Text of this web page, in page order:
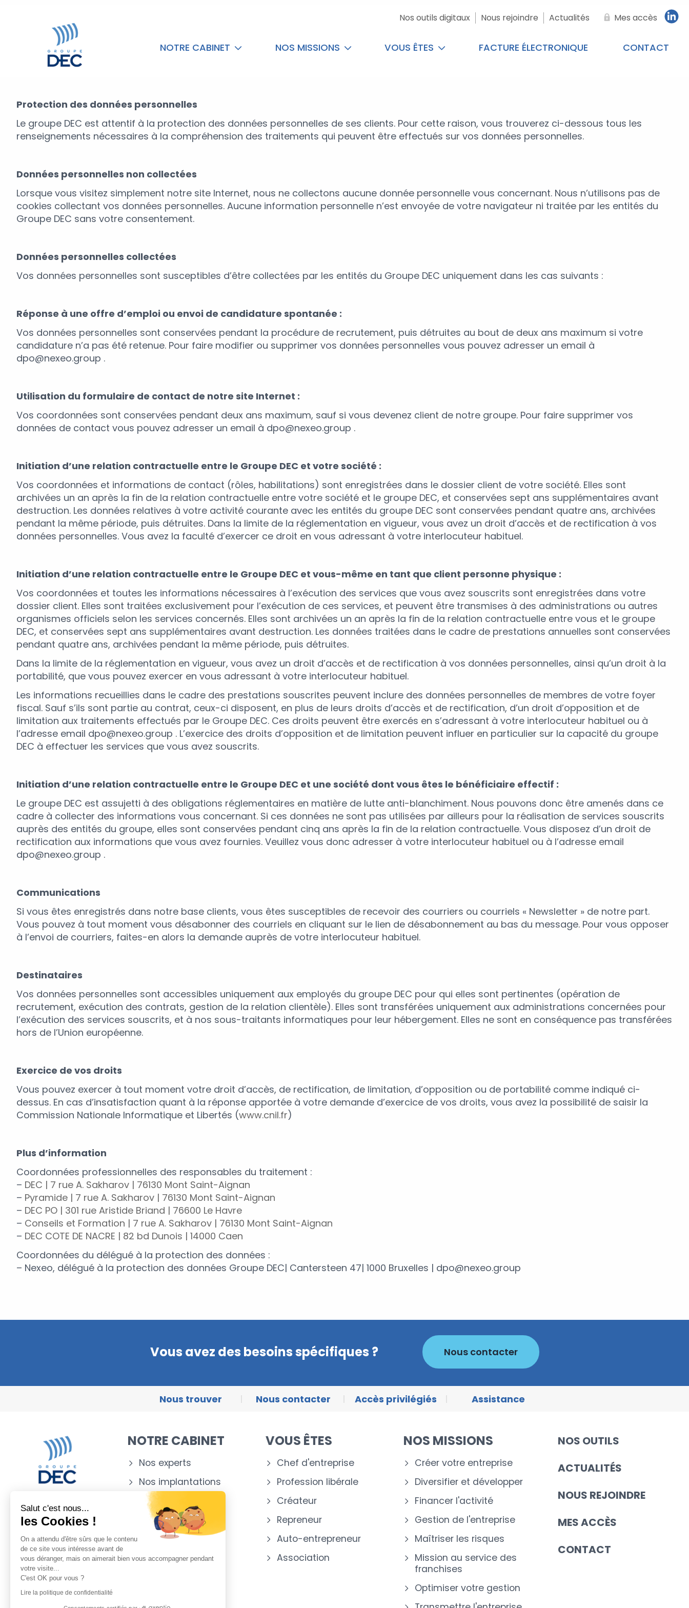
Nos outils digitaux Nous rejoindre Actualités Mes accès
NOTRE CABINET NOS MISSIONS VOUS ÊTES FACTURE ÉLECTRONIQUE CONTACT
Protection des données personnelles
Le groupe DEC est attentif à la protection des données personnelles de ses clients. Pour cette raison, vous trouverez ci-dessous tous les
renseignements nécessaires à la compréhension des traitements qui peuvent être effectués sur vos données personnelles.
Données personnelles non collectées
Lorsque vous visitez simplement notre site Internet, nous ne collectons aucune donnée personnelle vous concernant. Nous n’utilisons pas de
cookies collectant vos données personnelles. Aucune information personnelle n’est envoyée de votre navigateur ni traitée par les entités du
Groupe DEC sans votre consentement.
Données personnelles collectées
Vos données personnelles sont susceptibles d’être collectées par les entités du Groupe DEC uniquement dans les cas suivants :
Réponse à une offre d’emploi ou envoi de candidature spontanée :
Vos données personnelles sont conservées pendant la procédure de recrutement, puis détruites au bout de deux ans maximum si votre
candidature n’a pas été retenue. Pour faire modifier ou supprimer vos données personnelles vous pouvez adresser un email à
dpo@nexeo.group .
Utilisation du formulaire de contact de notre site Internet :
Vos coordonnées sont conservées pendant deux ans maximum, sauf si vous devenez client de notre groupe. Pour faire supprimer vos
données de contact vous pouvez adresser un email à dpo@nexeo.group .
Initiation d’une relation contractuelle entre le Groupe DEC et votre société :
Vos coordonnées et informations de contact (rôles, habilitations) sont enregistrées dans le dossier client de votre société. Elles sont
archivées un an après la fin de la relation contractuelle entre votre société et le groupe DEC, et conservées sept ans supplémentaires avant
destruction. Les données relatives à votre activité courante avec les entités du groupe DEC sont conservées pendant quatre ans, archivées
pendant la même période, puis détruites. Dans la limite de la réglementation en vigueur, vous avez un droit d’accès et de rectification à vos
données personnelles. Vous avez la faculté d’exercer ce droit en vous adressant à votre interlocuteur habituel.
Initiation d’une relation contractuelle entre le Groupe DEC et vous-même en tant que client personne physique :
Vos coordonnées et toutes les informations nécessaires à l’exécution des services que vous avez souscrits sont enregistrées dans votre
dossier client. Elles sont traitées exclusivement pour l’exécution de ces services, et peuvent être transmises à des administrations ou autres
organismes officiels selon les services concernés. Elles sont archivées un an après la fin de la relation contractuelle entre vous et le groupe
DEC, et conservées sept ans supplémentaires avant destruction. Les données traitées dans le cadre de prestations annuelles sont conservées
pendant quatre ans, archivées pendant la même période, puis détruites.
Dans la limite de la réglementation en vigueur, vous avez un droit d’accès et de rectification à vos données personnelles, ainsi qu’un droit à la
portabilité, que vous pouvez exercer en vous adressant à votre interlocuteur habituel.
Les informations recueillies dans le cadre des prestations souscrites peuvent inclure des données personnelles de membres de votre foyer
fiscal. Sauf s’ils sont partie au contrat, ceux-ci disposent, en plus de leurs droits d’accès et de rectification, d’un droit d’opposition et de
limitation aux traitements effectués par le Groupe DEC. Ces droits peuvent être exercés en s’adressant à votre interlocuteur habituel ou à
l’adresse email dpo@nexeo.group . L’exercice des droits d’opposition et de limitation peuvent influer en particulier sur la capacité du groupe
DEC à effectuer les services que vous avez souscrits.
Initiation d’une relation contractuelle entre le Groupe DEC et une société dont vous êtes le bénéficiaire effectif :
Le groupe DEC est assujetti à des obligations réglementaires en matière de lutte anti-blanchiment. Nous pouvons donc être amenés dans ce
cadre à collecter des informations vous concernant. Si ces données ne sont pas utilisées par ailleurs pour la réalisation de services souscrits
auprès des entités du groupe, elles sont conservées pendant cinq ans après la fin de la relation contractuelle. Vous disposez d’un droit de
rectification aux informations que vous avez fournies. Veuillez vous donc adresser à votre interlocuteur habituel ou à l’adresse email
dpo@nexeo.group .
Communications
Si vous êtes enregistrés dans notre base clients, vous êtes susceptibles de recevoir des courriers ou courriels « Newsletter » de notre part.
Vous pouvez à tout moment vous désabonner des courriels en cliquant sur le lien de désabonnement au bas du message. Pour vous opposer
à l’envoi de courriers, faites-en alors la demande auprès de votre interlocuteur habituel.
Destinataires
Vos données personnelles sont accessibles uniquement aux employés du groupe DEC pour qui elles sont pertinentes (opération de
recrutement, exécution des contrats, gestion de la relation clientèle). Elles sont transférées uniquement aux administrations concernées pour
l’exécution des services souscrits, et à nos sous-traitants informatiques pour leur hébergement. Elles ne sont en conséquence pas transférées
hors de l’Union européenne.
Exercice de vos droits
Vous pouvez exercer à tout moment votre droit d’accès, de rectification, de limitation, d’opposition ou de portabilité comme indiqué ci-
dessus. En cas d’insatisfaction quant à la réponse apportée à votre demande d’exercice de vos droits, vous avez la possibilité de saisir la
Commission Nationale Informatique et Libertés (www.cnil.fr)
Plus d’information
Coordonnées professionnelles des responsables du traitement :
– DEC | 7 rue A. Sakharov | 76130 Mont Saint-Aignan
– Pyramide | 7 rue A. Sakharov | 76130 Mont Saint-Aignan
– DEC PO | 301 rue Aristide Briand | 76600 Le Havre
– Conseils et Formation | 7 rue A. Sakharov | 76130 Mont Saint-Aignan
– DEC COTE DE NACRE | 82 bd Dunois | 14000 Caen
Coordonnées du délégué à la protection des données :
– Nexeo, délégué à la protection des données Groupe DEC| Cantersteen 47| 1000 Bruxelles | dpo@nexeo.group
Vous avez des besoins spécifiques ? Nous contacter
Nous trouver Nous contacter Accès privilégiés Assistance
NOTRE CABINET
Nos experts
Nos implantations
Appartenance
NOTICE RGPD
Notice
VOUS ÊTES
Chef d'entreprise
Profession libérale
Créateur
Repreneur
Auto-entrepreneur
Association
NOS MISSIONS
Créer votre entreprise
Diversifier et développer
Financer l'activité
Gestion de l'entreprise
Maîtriser les risques
Mission au service des
franchises
Optimiser votre gestion
NOS OUTILS
ACTUALITÉS
NOUS REJOINDRE
MES ACCÈS
CONTACT
Salut c'est nous...
les Cookies !
On a attendu d'être sûrs que le contenu
de ce site vous intéresse avant de
vous déranger, mais on aimerait bien vous accompagner pendant
votre visite...
C'est OK pour vous ?
Lire la politique de confidentialité